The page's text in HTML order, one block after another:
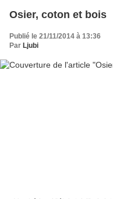
Osier, coton et bois
Publié le 21/11/2014 à 13:36
Par Ljubi